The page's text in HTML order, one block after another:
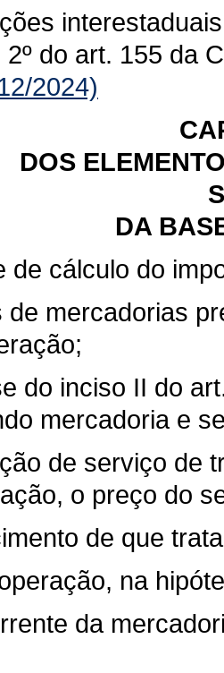
do art. 155 da
2024)
DOS
DA
de cálculo do
de mercadorias
do inciso II do
mercadoria e
de serviço de
o preço do
de que
na
da